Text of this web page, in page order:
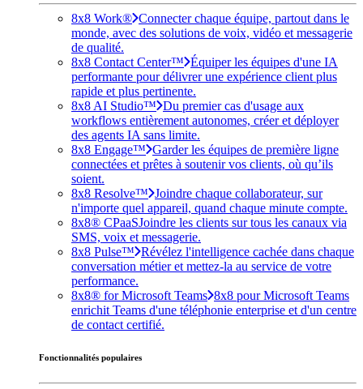
8x8 Work® Connecter chaque équipe, partout dans le
monde, avec des solutions de voix, vidéo et messagerie
de qualité.
8x8 Contact Center™ Équiper les équipes d'une IA
performante pour délivrer une expérience client plus
rapide et plus pertinente.
8x8 AI Studio™ Du premier cas d'usage aux
workflows entièrement autonomes, créer et déployer
des agents IA sans limite.
8x8 Engage™ Garder les équipes de première ligne
connectées et prêtes à soutenir vos clients, où qu’ils
soient.
8x8 Resolve™ Joindre chaque collaborateur, sur
n'importe quel appareil, quand chaque minute compte.
8x8® CPaaSJoindre les clients sur tous les canaux via
SMS, voix et messagerie.
8x8 Pulse™ Révélez l'intelligence cachée dans chaque
conversation métier et mettez-la au service de votre
performance.
8x8® for Microsoft Teams 8x8 pour Microsoft Teams
enrichit Teams d'une téléphonie enterprise et d'un centre
de contact certifié.
Fonctionnalités populaires